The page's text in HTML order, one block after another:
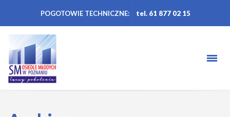
POGOTOWIE TECHNICZNE: tel. 61 877 02 15